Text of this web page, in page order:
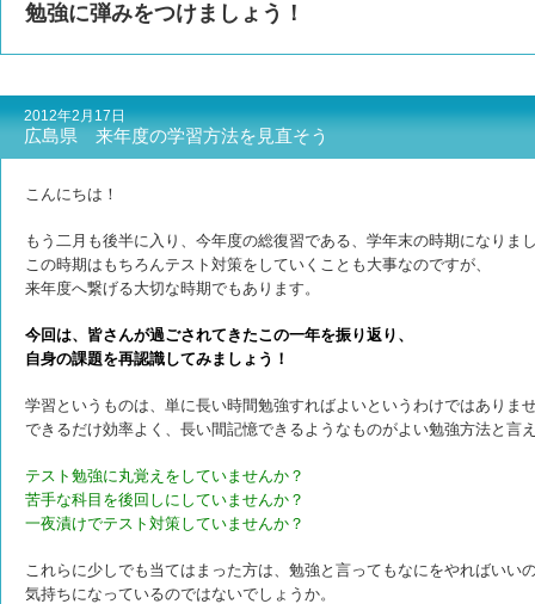
勉強に弾みをつけましょう！
2012年2月17日
広島県 来年度の学習方法を見直そう
こんにちは！
もう二月も後半に入り、今年度の総復習である、学年末の時期になりま
この時期はもちろんテスト対策をしていくことも大事なのですが、
来年度へ繋げる大切な時期でもあります。
今回は、皆さんが過ごされてきたこの一年を振り返り、
自身の課題を再認識してみましょう！
学習というものは、単に長い時間勉強すればよいというわけではありま
できるだけ効率よく、長い間記憶できるようなものがよい勉強方法と言
テスト勉強に丸覚えをしていませんか？
苦手な科目を後回しにしていませんか？
一夜漬けでテスト対策していませんか？
これらに少しでも当てはまった方は、勉強と言ってもなにをやればいい
気持ちになっているのではないでしょうか。